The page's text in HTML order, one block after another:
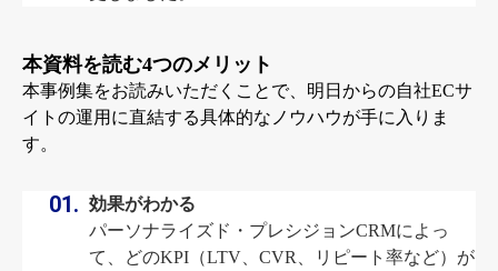
本資料を読む4つのメリット
本事例集をお読みいただくことで、明日からの自社ECサ
イトの運用に直結する具体的なノウハウが手に入りま
す。
効果がわかる
パーソナライズド・プレシジョンCRMによっ
て、どのKPI（LTV、CVR、リピート率など）が